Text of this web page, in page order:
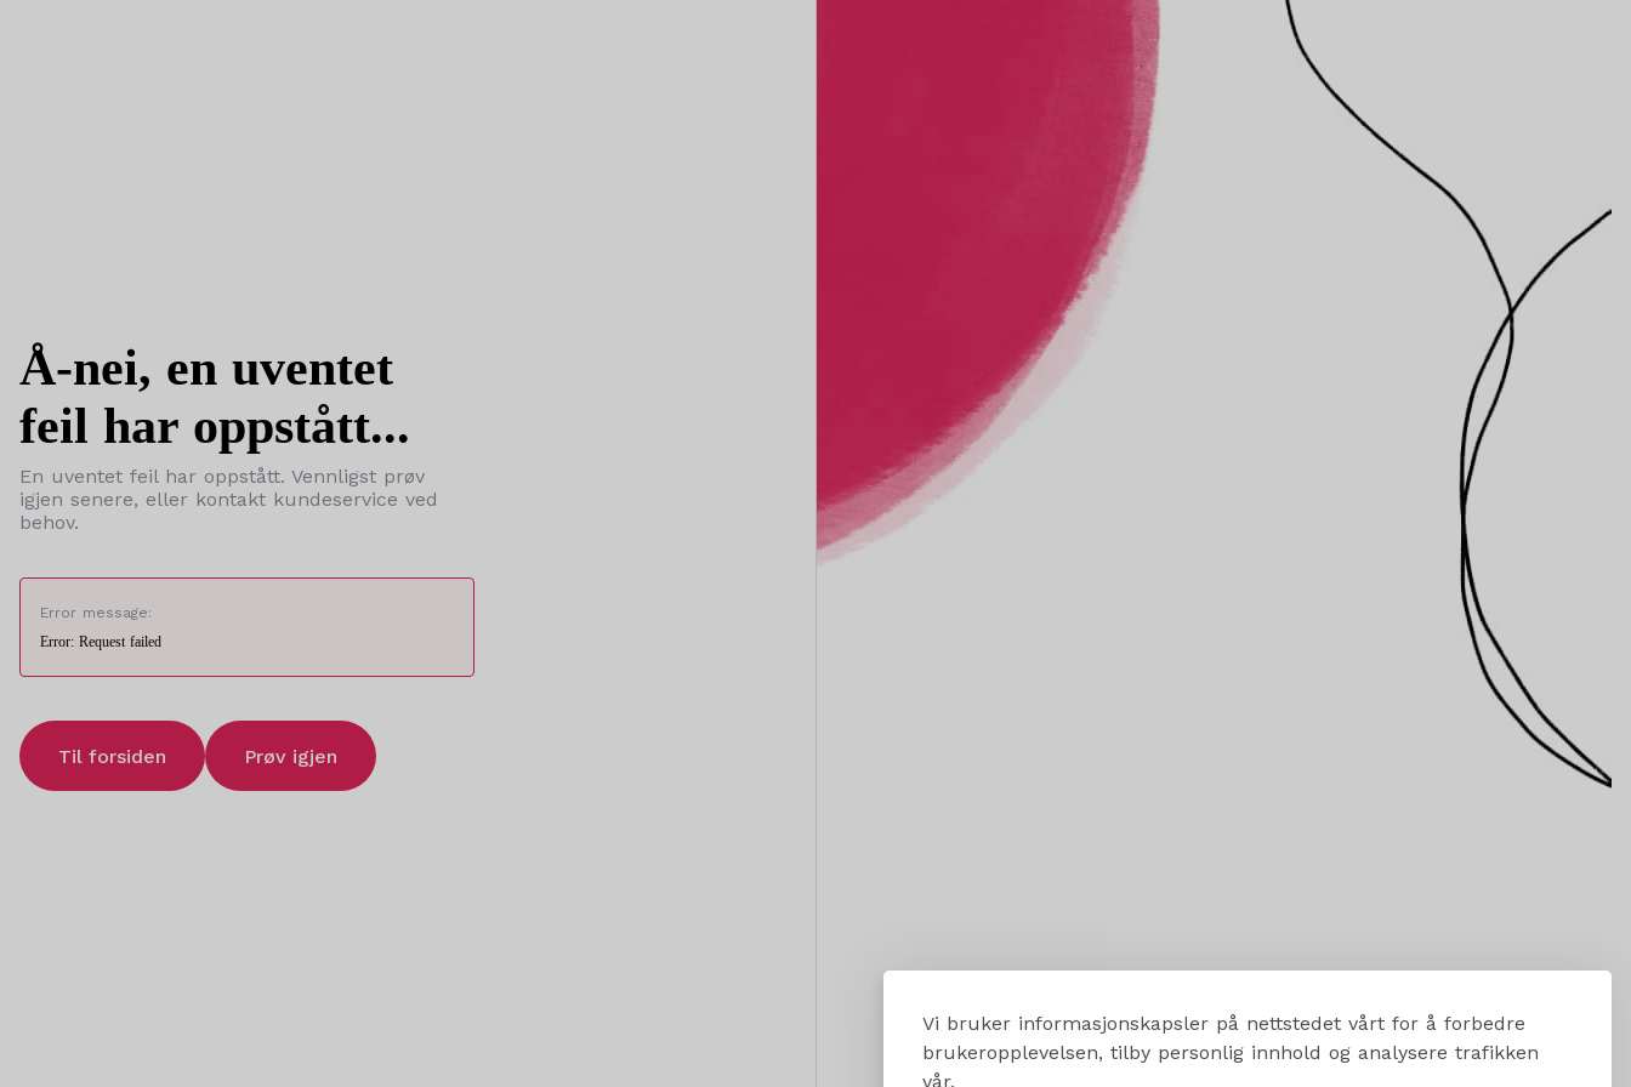
Vi bruker informasjonskapsler på nettstedet vårt for å forbedre
brukeropplevelsen, tilby personlig innhold og analysere trafikken
vår.
Å-nei, en uventet
feil har oppstått...
En uventet feil har oppstått. Vennligst prøv
igjen senere, eller kontakt kundeservice ved
behov.
Error message:
Error: Request failed
Til forsiden Prøv igjen